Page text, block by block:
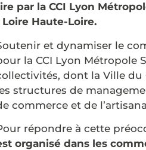
par la CCI Lyon
Haute-Loire.
et dynamiser le
la CCI Lyon Métropole
dont la Ville du
structures de
commerce et de
répondre à cette
organisé dans les